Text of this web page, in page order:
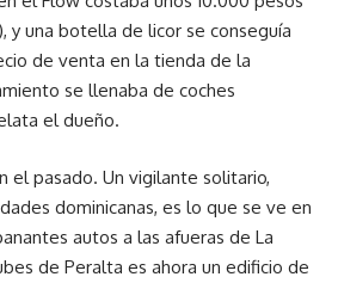
y una botella de licor se conseguía
de venta en la tienda de la
se llenaba de coches
el dueño.
el pasado. Un vigilante solitario,
dominicanas, es lo que se ve en
autos a las afueras de La
de Peralta es ahora un edificio de